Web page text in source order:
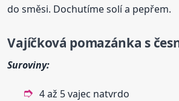
do směsi. Dochutíme solí a pepřem.
Vajíčková pomazánka s
Suroviny:
4 až 5 vajec natvrdo